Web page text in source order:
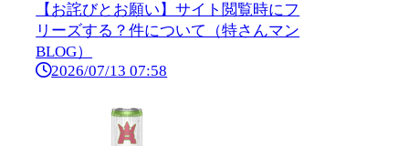
【お詫びとお願い】サイト閲覧時にフ
リーズする？件について（特さんマン
BLOG）
2026/07/13 07:58